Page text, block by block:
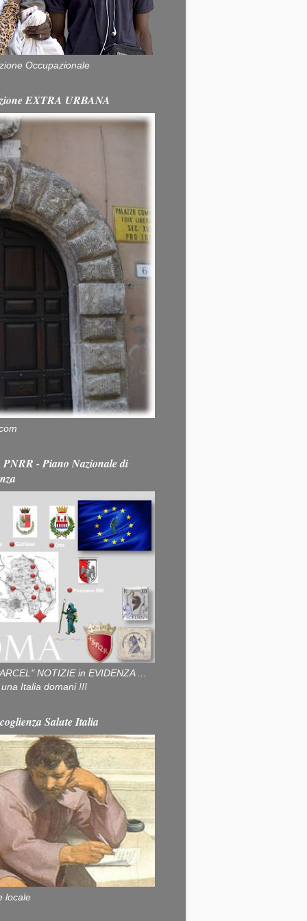
Occupazionale
EXTRA URBANA
- Piano Nazionale di
NOTIZIE in EVIDENZA ...
Italia domani !!!
Salute Italia
locale